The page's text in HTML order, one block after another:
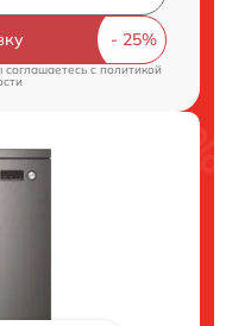
соглашаетесь cполитикой